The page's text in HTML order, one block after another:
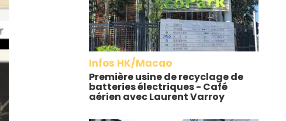
Infos HK/Macao
Première usine de recyclage de
batteries électriques - Café
aérien avec Laurent Varroy